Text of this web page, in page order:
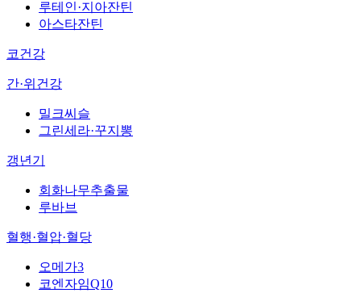
루테인·지아잔틴
아스타잔틴
코건강
간·위건강
밀크씨슬
그린세라·꾸지뽕
갱년기
회화나무추출물
루바브
혈행·혈압·혈당
오메가3
코엔자임Q10